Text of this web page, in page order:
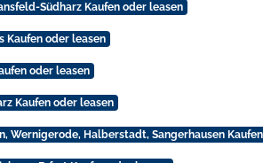
Südharz Kaufen oder leasen
Kaufen oder leasen
oder leasen
Kaufen oder leasen
Wernigerode, Halberstadt, Sangerhausen